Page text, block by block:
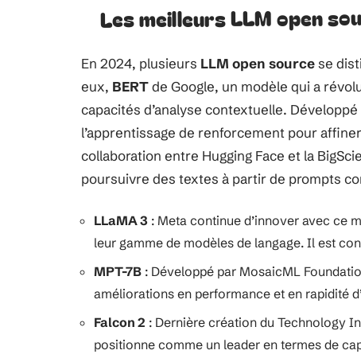
Les meilleurs LLM open
En 2024, plusieurs LLM open sourcese
eux, BERTde Google, un modèle qui a
capacités d’analyse contextuelle.
l’apprentissage de renforcement pour
collaboration entre Hugging Face et la
poursuivre des textes à partir de prompts
LLaMA 3 : Meta continue d’innover avec ce
leur gamme de modèles de langage. Il est
MPT-7B : Développé par MosaicML
améliorations en performance et en rapidité
Falcon 2 : Dernière création du Technology
positionne comme un leader en termes de